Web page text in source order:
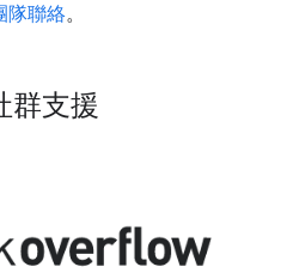
隊聯絡。
群支援